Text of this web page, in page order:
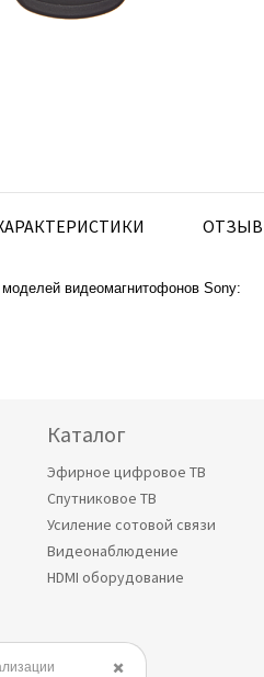
видеомагнитофонов Sony:
Каталог
Эфирное цифровое ТВ
Спутниковое ТВ
Усиление сотовой связи
Видеонаблюдение
HDMI оборудование
✖️